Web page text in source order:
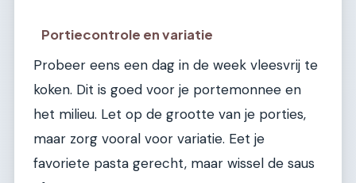
Portiecontrole en variatie
Probeer eens een dag in de week vleesvrij te
koken. Dit is goed voor je portemonnee en
het milieu. Let op de grootte van je porties,
maar zorg vooral voor variatie. Eet je
favoriete pasta gerecht, maar wissel de saus